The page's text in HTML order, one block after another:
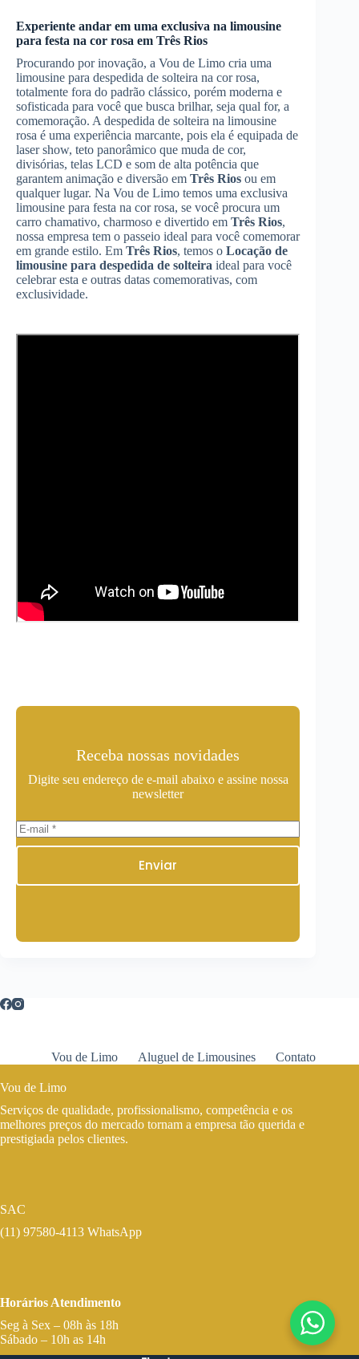
Experiente andar em uma exclusiva na limousine
para festa na cor rosa em Três Rios
Procurando por inovação, a Vou de Limo cria uma
limousine para despedida de solteira na cor rosa,
totalmente fora do padrão clássico, porém moderna e
sofisticada para você que busca brilhar, seja qual for, a
comemoração. A despedida de solteira na limousine
rosa é uma experiência marcante, pois ela é equipada de
laser show, teto panorâmico que muda de cor,
divisórias, telas LCD e som de alta potência que
garantem animação e diversão em Três Rios ou em
qualquer lugar. Na Vou de Limo temos uma exclusiva
limousine para festa na cor rosa, se você procura um
carro chamativo, charmoso e divertido em Três Rios,
nossa empresa tem o passeio ideal para você comemorar
em grande estilo. Em Três Rios, temos o Locação de
limousine para despedida de solteira ideal para você
celebrar esta e outras datas comemorativas, com
exclusividade.
Receba nossas novidades
Digite seu endereço de e-mail abaixo e assine nossa
newsletter
Enviar
Vou de Limo Aluguel de Limousines Contato
Vou de Limo
Serviços de qualidade, profissionalismo, competência e os
melhores preços do mercado tornam a empresa tão querida e
prestigiada pelos clientes.
SAC
(11) 97580-4113 WhatsApp
Horários Atendimento
Seg à Sex – 08h às 18h
Sábado – 10h as 14h